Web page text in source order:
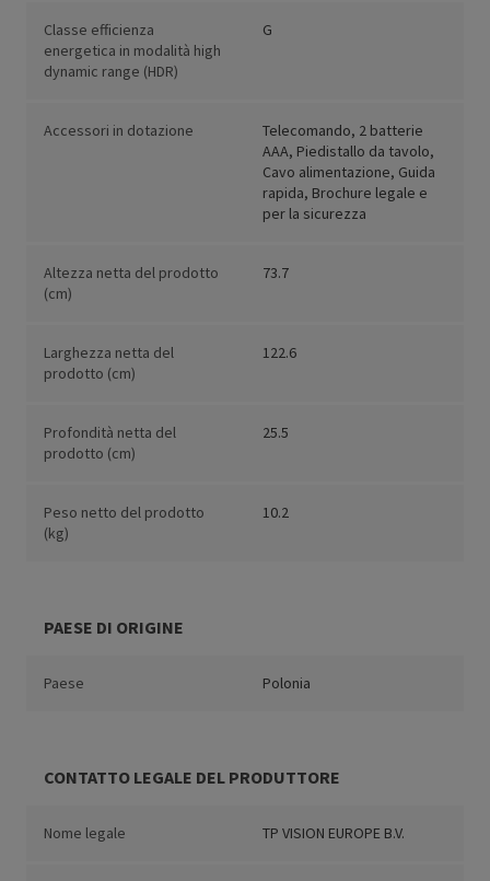
Classe efficienza
energetica in modalità high
dynamic range (HDR)
G
Accessori in dotazione
Telecomando, 2 batterie
AAA, Piedistallo da tavolo,
Cavo alimentazione, Guida
rapida, Brochure legale e
per la sicurezza
Altezza netta del prodotto
(cm)
73.7
Larghezza netta del
prodotto (cm)
122.6
Profondità netta del
prodotto (cm)
25.5
Peso netto del prodotto
(kg)
10.2
PAESE DI ORIGINE
Paese Polonia
CONTATTO LEGALE DEL PRODUTTORE
Nome legale TP VISION EUROPE B.V.